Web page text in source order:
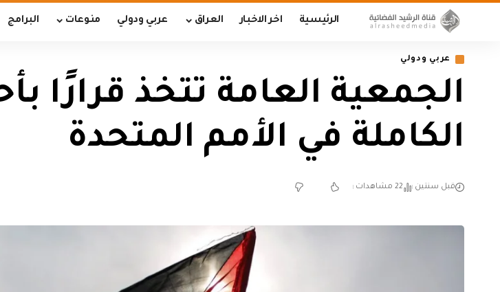
الرئيسية اخر الاخبار العراق عربي ودولي منوعات البرامج
عربي ودولي
الجمعية العامة تتخذ قرارًا
الكاملة في الأمم المتحدة
قبل سنتين 22 مشاهدات